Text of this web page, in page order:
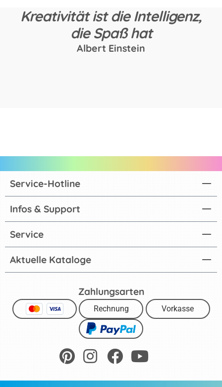
Kreativität ist die Intelligenz,
die Spaß hat
Albert Einstein
Aktuelle Kataloge
Service-Hotline
Infos & Support
Service
Zahlungsarten
Rechnung Vorkasse